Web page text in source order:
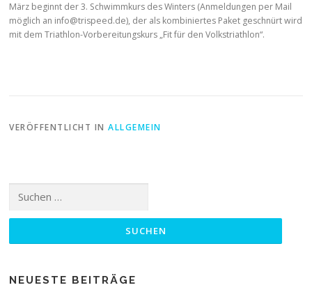
März beginnt der 3. Schwimmkurs des Winters (Anmeldungen per Mail
möglich an info@trispeed.de), der als kombiniertes Paket geschnürt wird
mit dem Triathlon-Vorbereitungskurs „Fit für den Volkstriathlon“.
VERÖFFENTLICHT INALLGEMEIN
nach:
NEUESTE BEITRÄGE